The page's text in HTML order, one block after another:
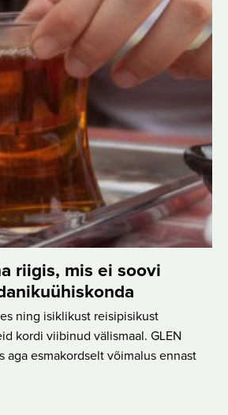
riigis, mis ei soovi
ning isiklikust reisipisikust
kordi viibinud välismaal. GLEN
aga esmakordselt võimalus ennast